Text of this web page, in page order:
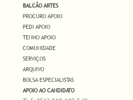
BALCÃO ARTES
PROCURO APOIO
PEDI APOIO
TENHO APOIO
COMUNIDADE
SERVIÇOS
ARQUIVO
BOLSA ESPECIALISTAS
APOIO AO CANDIDATO